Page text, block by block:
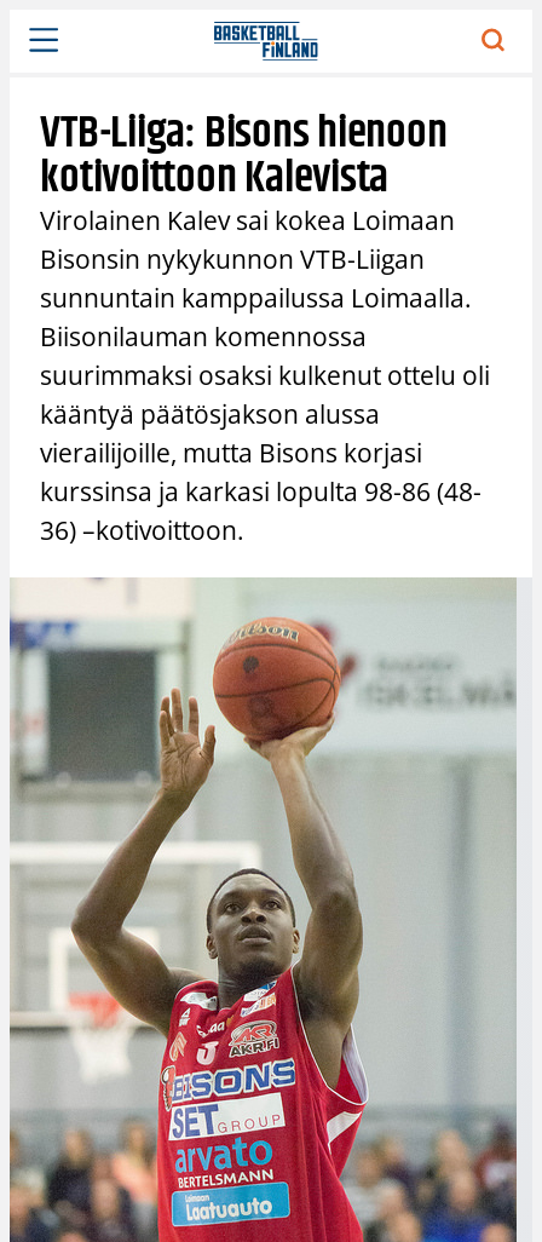
Siirry
sisältöön
VTB-Liiga: Bisons hienoon
kotivoittoon Kalevista
Virolainen Kalev sai kokea Loimaan
Bisonsin nykykunnon VTB-Liigan
sunnuntain kamppailussa Loimaalla.
Biisonilauman komennossa
suurimmaksi osaksi kulkenut ottelu oli
kääntyä päätösjakson alussa
vierailijoille, mutta Bisons korjasi
kurssinsa ja karkasi lopulta 98-86 (48-
36) –kotivoittoon.